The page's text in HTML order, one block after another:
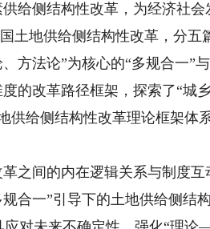
给侧结构性改革，为经济社会
地供给侧结构性改革，分五
方法论”为核心的“多规合一”
的改革路径框架，探索了“城
供给侧结构性改革理论框架体
间的内在逻辑关系与制度互
合一”引导下的土地供给侧结